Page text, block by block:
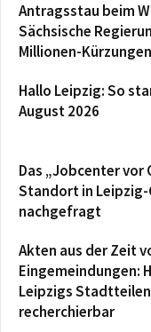
Antragsstau beim
Sächsische
Millionen-
Hallo Leipzig: So
August 2026
Das „Jobcenter vor
Standort in Leipzig-
nachgefragt
Akten aus der Zeit
Eingemeindungen:
Leipzigs
recherchierbar